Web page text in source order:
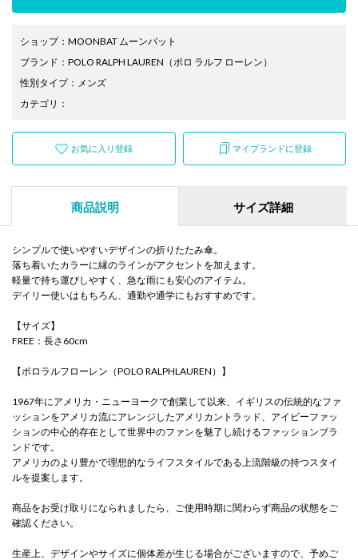
ショップ： MOONBAT ムーンバット
ブランド ： POLO RALPH LAUREN （ポロ ラルフ ローレン）
性別タイプ： メンズ
カテゴリ ：
お気に入り登録 マイブランドに登録
商品説明 サイズ詳細
シンプルで使いやすいデザインの折りたたみ傘。
落ち着いたカラーに縁のラインがアクセントを加えます。
軽量で持ち運びしやすく、急な雨にも安心のアイテム。
デイリー使いはもちろん、通勤や通学にもおすすめです。
【サイズ】
FREE：長さ60cm
【ポロラルフローレン（POLO RALPHLAUREN）】
1967年にアメリカ・ニューヨークで創業して以来、イギリスの伝統的なファ
ッションをアメリカ流にアレンジしたアメリカントラッド、アイビーファッ
ションの中心的存在として世界中のファンを魅了し続けるファッションブラ
ンドです。
アメリカのより豊かで理想的なライフスタイルである上流階級の持つスタイ
ルを提案します。
商品をお受け取りになられましたら、ご使用時期に関わらず商品の状態をご
確認ください。
生産上、デザインやサイズに個体差が生じる場合がございますので、予めご